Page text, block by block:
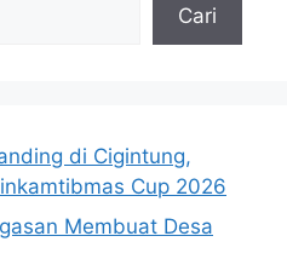
Cari
di Cigintung,
Cup 2026
Membuat Desa